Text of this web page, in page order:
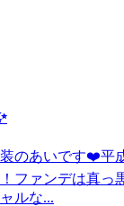
のあいです❤️平
ファンデは真っ
ルな...